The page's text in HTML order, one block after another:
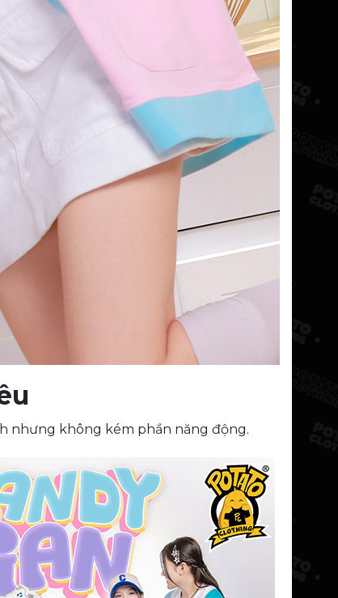
nhưng không kém phần năng động.